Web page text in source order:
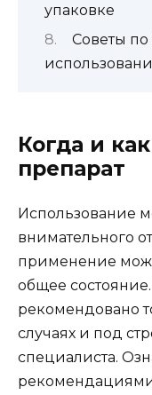
упаковке
Советы по
Когда и
препарат
Использование
внимательного
применение
общее
рекомендовано
случаях и под
специалиста.